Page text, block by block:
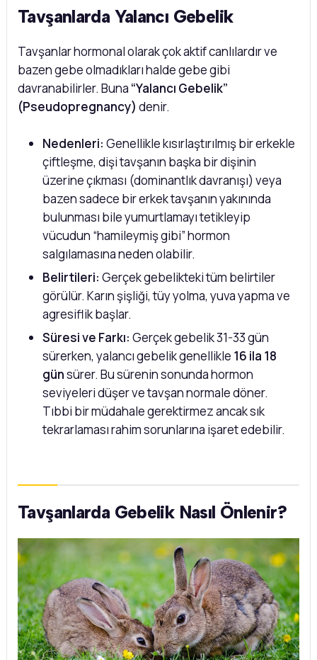
Tavşanlarda Yalancı Gebelik
Tavşanlar hormonal olarak çok aktif canlılardır ve
bazen gebe olmadıkları halde gebe gibi
davranabilirler. Buna “Yalancı Gebelik”
(Pseudopregnancy) denir.
Nedenleri: Genellikle kısırlaştırılmış bir erkekle
çiftleşme, dişi tavşanın başka bir dişinin
üzerine çıkması (dominantlık davranışı) veya
bazen sadece bir erkek tavşanın yakınında
bulunması bile yumurtlamayı tetikleyip
vücudun “hamileymiş gibi” hormon
salgılamasına neden olabilir.
Belirtileri: Gerçek gebelikteki tüm belirtiler
görülür. Karın şişliği, tüy yolma, yuva yapma ve
agresiflik başlar.
Süresi ve Farkı: Gerçek gebelik 31-33 gün
sürerken, yalancı gebelik genellikle 16 ila 18
günsürer. Bu sürenin sonunda hormon
seviyeleri düşer ve tavşan normale döner.
Tıbbi bir müdahale gerektirmez ancak sık
tekrarlaması rahim sorunlarına işaret edebilir.
Tavşanlarda Gebelik Nasıl Önlenir?